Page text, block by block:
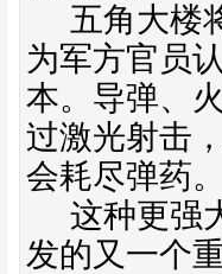
五角大楼
为军方官员
本。导弹、
过激光射击
会耗尽弹药。
这种更强
发的又一个